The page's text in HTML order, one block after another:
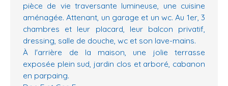
pièce de vie traversante lumineuse, une cuisine
aménagée. Attenant, un garage et un wc. Au 1er, 3
chambres et leur placard, leur balcon privatif,
dressing, salle de douche, wc et son lave-mains.
À l'arrière de la maison, une jolie terrasse
exposée plein sud, jardin clos et arboré, cabanon
en parpaing.